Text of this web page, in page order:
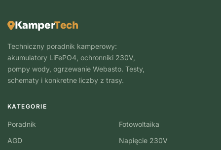
KamperTech
Techniczny poradnik kamperowy:
akumulatory LiFePO4, ochronniki 230V,
pompy wody, ogrzewanie Webasto. Testy,
schematy i konkretne liczby z trasy.
KATEGORIE
Poradnik
AGD
Fotowoltaika
Napięcie 230V